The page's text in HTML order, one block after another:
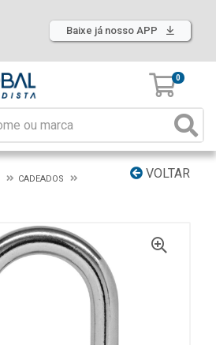
Baixe já nosso APP
0
VOLTAR
CADEADOS